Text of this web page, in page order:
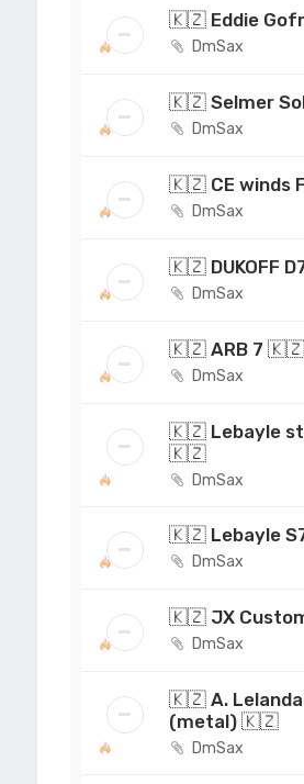
🇰🇿 Eddie
DmSax
🇰🇿 Selmer
DmSax
🇰🇿 CE winds
DmSax
🇰🇿 DUKOFF
DmSax
🇰🇿 ARB 7 🇰🇿
DmSax
🇰🇿 Lebayle
🇰🇿
DmSax
🇰🇿 Lebayle
DmSax
🇰🇿 JX
DmSax
🇰🇿 A.
(metal) 🇰🇿
DmSax